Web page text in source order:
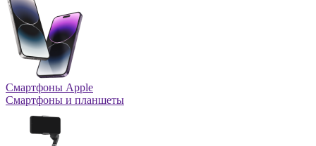
Смартфоны Apple
Смартфоны и планшеты